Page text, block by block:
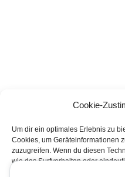
Cookie-
Um dir ein optimales Erlebnis zu
Cookies, um Geräteinformationen
zuzugreifen. Wenn du diesen
wie das Surfverhalten oder